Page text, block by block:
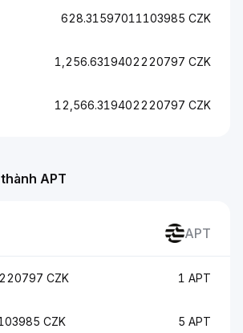
628.31597011103985 CZK
1,256.6319402220797 CZK
12,566.319402220797 CZK
APT
APT
CZK 1 APT
CZK 5 APT